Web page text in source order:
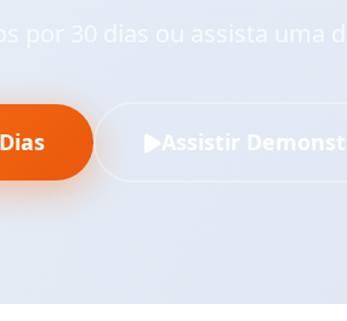
por 30 dias ou assista uma
Assistir